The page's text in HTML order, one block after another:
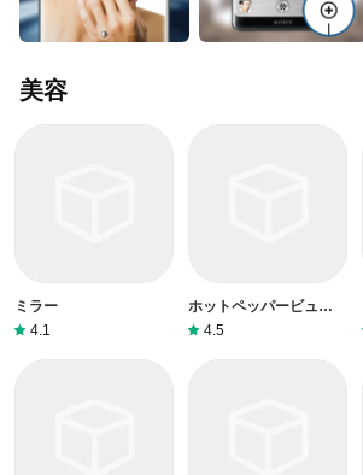
美容
ミラー
4.1
ホットペッパービューテ
ィー
4.5